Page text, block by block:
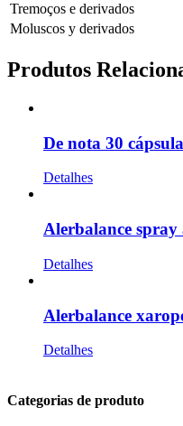
Tremoços e derivados
Moluscos y derivados
Produtos
De nota 30
Detalhes
Alerbalance spray
Detalhes
Alerbalance
Detalhes
Categorias de produto